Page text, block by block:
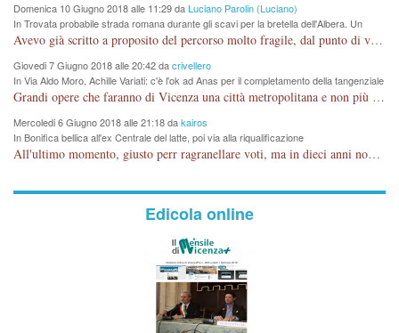
Domenica 10 Giugno 2018 alle 11:29 daLuciano Parolin (Luciano)
In Trovata probabile strada romana durante gli scavi per la bretella dell'Albera. Un
nuovo stop?
Avevo già scritto a proposito del percorso molto fragile, dal punto di vista archeologico. La zona è sicuramente ricca di testimonianze religiose, con insediamenti abitativi, vedi l'acquedotto romano di Lobbia. Spero, che risorgive della Seriola, non subiscano danni.
Giovedi 7 Giugno 2018 alle 20:42 dacrivellero
In Via Aldo Moro, Achille Variati: c'è l'ok ad Anas per il completamento della tangenziale
Grandi opere che faranno di Vicenza una città metropolitana e non più provinciale soffocata dal rumore dal traffico e smog concentrato in 6 vie cittadine. complimenti
Mercoledi 6 Giugno 2018 alle 21:18 dakairos
In Bonifica bellica all'ex Centrale del latte, poi via alla riqualificazione
All'ultimo momento, giusto perr ragranellare voti, ma in dieci anni non si poteva fare prima?
Edicola online